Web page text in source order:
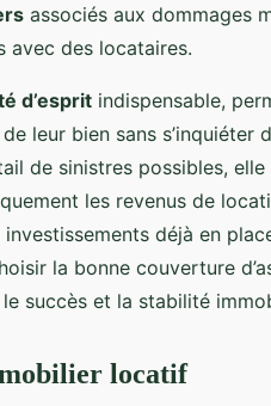
associés aux dommages
avec des locataires.
d’esprit indispensable,
leur bien sans s’inquiéter
de sinistres possibles,
les revenus de
déjà en
la bonne couverture
succès et la stabilité
locatif